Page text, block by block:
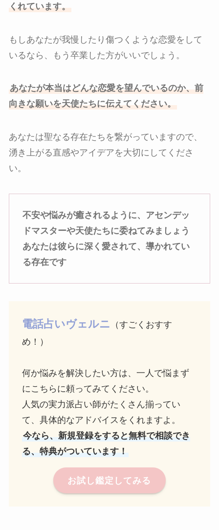
くれています。
もしあなたが我慢したり傷つくような恋愛をして
いるなら、もう卒業した方がいいでしょう。
あなたが本当はどんな恋愛を望んでいるのか、前
向きな願いを天使たちに伝えてください。
あなたは聖なる存在たちを繋がっていますので、
湧き上がる直感やアイデアを大切にしてくださ
い。
不安や悩みが癒されるように、アセンデッ
ドマスターや天使たちに委ねてみましょう
あなたは彼らに深く愛されて、導かれてい
る存在です
電話占いヴェルニ （すごくおすす
め！）
何か悩みを解決したい方は、一人で悩まず
にこちらに頼ってみてください。
人気の実力派占い師がたくさん揃ってい
て、具体的なアドバイスをくれますよ。
今なら、新規登録をすると無料で相談でき
る、特典がついています！
お試し鑑定してみる